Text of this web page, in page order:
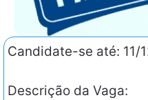
Candidate-se até: 11/
Descrição da Vaga: